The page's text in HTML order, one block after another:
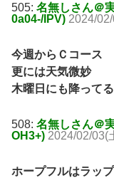
505: 名無しさん＠
0a04-/IPV) 2024/
今週からＣコース
更には天気微妙
木曜日にも降って
508: 名無しさん＠
OH3+) 2024/02/03(
ホープフルはラッ